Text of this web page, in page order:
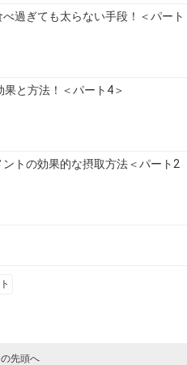
過ぎても太らない手段！＜パート
と方法！＜パート4＞
トの効果的な摂取方法＜パート2
先頭へ